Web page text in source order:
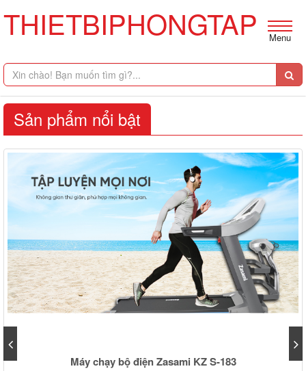
THIETBIPHONGTAP Menu
Sản phẩm nổi bật
Máy chạy bộ điện Zasami KZ S-183